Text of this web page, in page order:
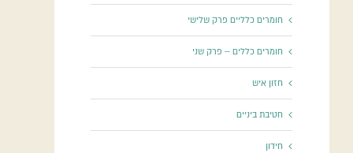
חומרים כלליים פרק שלישי
חומרים כללים – פרק שני
חזון איש
חטיבת ביניים
חידון